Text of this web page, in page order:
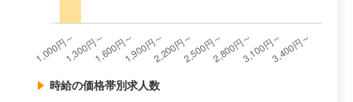
時給の価格帯別求人数